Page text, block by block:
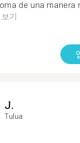
de una manera
기
J.
Tulua